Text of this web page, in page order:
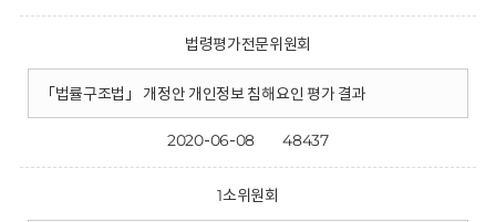
법령평가전문위원회
「법률구조법」 개정안 개인정보 침해요인 평가 결과
2020-06-08 48437
1소위원회